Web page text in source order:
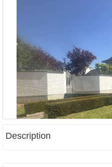
Description